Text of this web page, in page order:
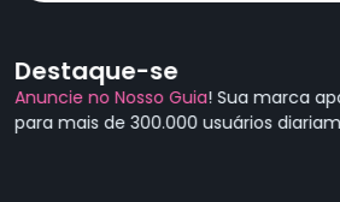
Destaque-se
Anuncie no Nosso Guia! Sua marca
para mais de 300.000 usuários